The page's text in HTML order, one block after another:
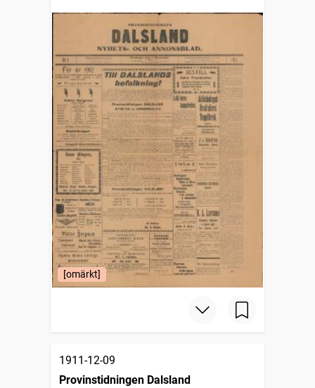
[omärkt]
1911-12-09
Provinstidningen Dalsland